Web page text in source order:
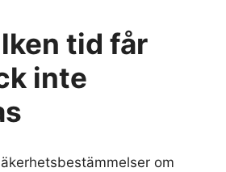
tid får
inte
om